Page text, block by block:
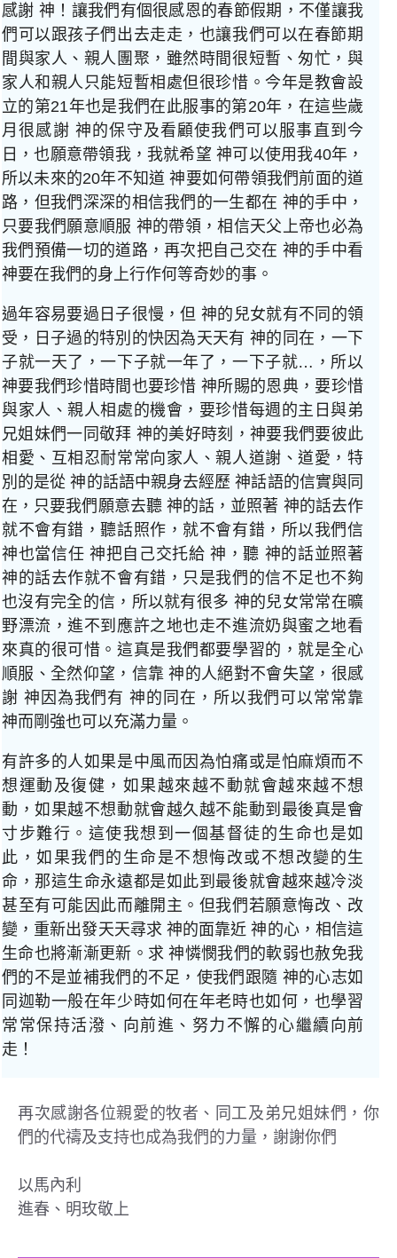
感謝 神！讓我們有個很感恩的春節假期，不僅讓我
們可以跟孩子們出去走走，也讓我們可以在春節期
間與家人、親人團聚，雖然時間很短暫、匆忙，與
家人和親人只能短暫相處但很珍惜。今年是教會設
立的第21年也是我們在此服事的第20年，在這些歲
月很感謝 神的保守及看顧使我們可以服事直到今
日，也願意帶領我，我就希望 神可以使用我40年，
所以未來的20年不知道 神要如何帶領我們前面的道
路，但我們深深的相信我們的一生都在 神的手中，
只要我們願意順服 神的帶領，相信天父上帝也必為
我們預備一切的道路，再次把自己交在 神的手中看
神要在我們的身上行作何等奇妙的事。
過年容易要過日子很慢，但 神的兒女就有不同的領
受，日子過的特別的快因為天天有 神的同在，一下
子就一天了，一下子就一年了，一下子就…，所以
神要我們珍惜時間也要珍惜 神所賜的恩典，要珍惜
與家人、親人相處的機會，要珍惜每週的主日與弟
兄姐妹們一同敬拜 神的美好時刻，神要我們要彼此
相愛、互相忍耐常常向家人、親人道謝、道愛，特
別的是從 神的話語中親身去經歷 神話語的信實與同
在，只要我們願意去聽 神的話，並照著 神的話去作
就不會有錯，聽話照作，就不會有錯，所以我們信
神也當信任 神把自己交托給 神，聽 神的話並照著
神的話去作就不會有錯，只是我們的信不足也不夠
也沒有完全的信，所以就有很多 神的兒女常常在曠
野漂流，進不到應許之地也走不進流奶與蜜之地看
來真的很可惜。這真是我們都要學習的，就是全心
順服、全然仰望，信靠 神的人絕對不會失望，很感
謝 神因為我們有 神的同在，所以我們可以常常靠
神而剛強也可以充滿力量。
有許多的人如果是中風而因為怕痛或是怕麻煩而不
想運動及復健，如果越來越不動就會越來越不想
動，如果越不想動就會越久越不能動到最後真是會
寸步難行。這使我想到一個基督徒的生命也是如
此，如果我們的生命是不想悔改或不想改變的生
命，那這生命永遠都是如此到最後就會越來越冷淡
甚至有可能因此而離開主。但我們若願意悔改、改
變，重新出發天天尋求 神的面靠近 神的心，相信這
生命也將漸漸更新。求 神憐憫我們的軟弱也赦免我
們的不是並補我們的不足，使我們跟隨 神的心志如
同迦勒一般在年少時如何在年老時也如何，也學習
常常保持活潑、向前進、努力不懈的心繼續向前
走！
再次感謝各位親愛的牧者、同工及弟兄姐妹們，你
們的代禱及支持也成為我們的力量，謝謝你們
以馬內利
進春、明玫敬上